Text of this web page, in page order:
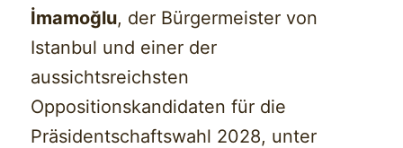
İmamoğlu, der Bürgermeister von
Istanbul und einer der
aussichtsreichsten
Oppositionskandidaten für die
Präsidentschaftswahl 2028, unter